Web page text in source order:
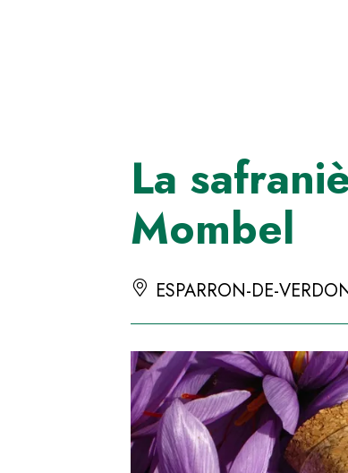
La
Mombel
ESPARRON-DE-